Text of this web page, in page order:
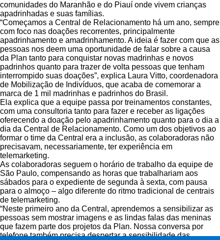
comunidades do Maranhão e do Piauí onde vivem crianças
apadrinhadas e suas famílias.
“Começamos a Central de Relacionamento há um ano, sempre
com foco nas doações recorrentes, principalmente
apadrinhamento e amadrinhamento. A ideia é fazer com que as
pessoas nos deem uma oportunidade de falar sobre a causa
da Plan tanto para conquistar novas madrinhas e novos
padrinhos quanto para trazer de volta pessoas que tenham
interrompido suas doações”, explica Laura Vitto, coordenadora
de Mobilização de Indivíduos, que acaba de comemorar a
marca de 1 mil madrinhas e padrinhos do Brasil.
Ela explica que a equipe passa por treinamentos constantes,
com uma consultoria tanto para fazer e receber as ligações
oferecendo a doação pelo apadrinhamento quanto para o dia a
dia da Central de Relacionamento. Como um dos objetivos ao
formar o time da Central era a inclusão, as colaboradoras não
precisavam, necessariamente, ter experiência em
telemarketing.
As colaboradoras seguem o horário de trabalho da equipe de
São Paulo, compensando as horas que trabalhariam aos
sábados para o expediente de segunda à sexta, com pausa
para o almoço – algo diferente do ritmo tradicional de centrais
de telemarketing.
“Neste primeiro ano da Central, aprendemos a sensibilizar as
pessoas sem mostrar imagens e as lindas falas das meninas
que fazem parte dos projetos da Plan. Nossa conversa por
telefone também precisa despertar a sensibilidade das